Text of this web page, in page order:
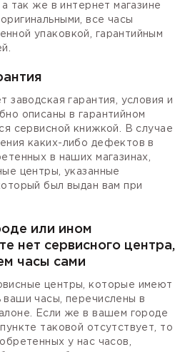
так же в интернет магазине
все часы
упаковкой, гарантийным
заводская гарантия, условия и
описаны в гарантийном
сервисной книжкой. В случае
каких-либо дефектов в
в наших магазинах,
центры, указанные
был выдан вам при
или ином
нет сервисного центра,
часы сами
центры, которые имеют
ваши часы, перечислены в
Если же в вашем городе
таковой отсутствует, то
у нас часов,